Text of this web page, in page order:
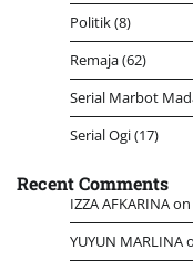
Politik(8)
Remaja(62)
Serial Marbot
Serial Ogi(17)
Recent Comments
IZZA AFKARINAon
YUYUN MARLINA